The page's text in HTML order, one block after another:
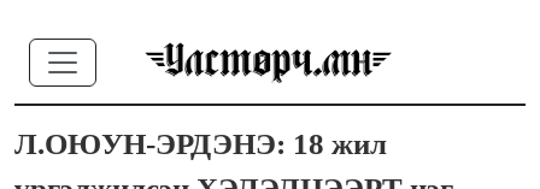
Л.ОЮУН-ЭРДЭНЭ: 18 жил